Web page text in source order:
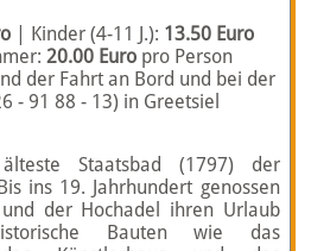
| Kinder (4-11 J.): 13.50 Euro
20.00 Euro pro Person
der Fahrt an Bord und bei der
- 91 88 - 13) in Greetsiel
Staatsbad (1797) der
ins 19. Jahrhundert genossen
der Hochadel ihren Urlaub
Bauten wie das